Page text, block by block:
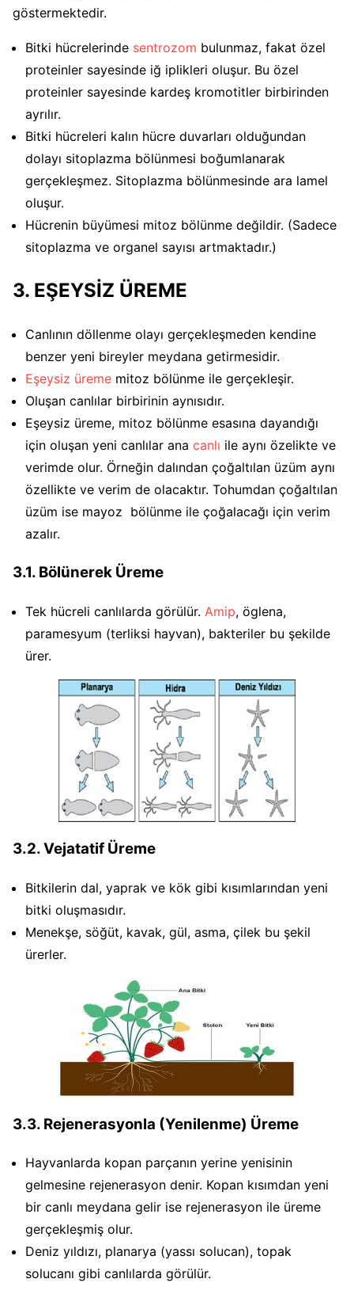
göstermektedir.
Bitki hücrelerinde sentrozom bulunmaz, fakat özel
proteinler sayesinde iğ iplikleri oluşur. Bu özel
proteinler sayesinde kardeş kromotitler birbirinden
ayrılır.
Bitki hücreleri kalın hücre duvarları olduğundan
dolayı sitoplazma bölünmesi boğumlanarak
gerçekleşmez. Sitoplazma bölünmesinde ara lamel
oluşur.
Hücrenin büyümesi mitoz bölünme değildir. (Sadece
sitoplazma ve organel sayısı artmaktadır.)
3. EŞEYSİZ ÜREME
Canlının döllenme olayı gerçekleşmeden kendine
benzer yeni bireyler meydana getirmesidir.
Eşeysiz üreme mitoz bölünme ile gerçekleşir.
Oluşan canlılar birbirinin aynısıdır.
Eşeysiz üreme, mitoz bölünme esasına dayandığı
için oluşan yeni canlılar ana canlı ile aynı özelikte ve
verimde olur. Örneğin dalından çoğaltılan üzüm aynı
özellikte ve verim de olacaktır. Tohumdan çoğaltılan
üzüm ise mayoz bölünme ile çoğalacağı için verim
azalır.
3.1. Bölünerek Üreme
Tek hücreli canlılarda görülür. Amip, öglena,
paramesyum (terliksi hayvan), bakteriler bu şekilde
ürer.
3.2. Vejatatif Üreme
Bitkilerin dal, yaprak ve kök gibi kısımlarından yeni
bitki oluşmasıdır.
Menekşe, söğüt, kavak, gül, asma, çilek bu şekil
ürerler.
3.3. Rejenerasyonla (Yenilenme) Üreme
Hayvanlarda kopan parçanın yerine yenisinin
gelmesine rejenerasyon denir. Kopan kısımdan yeni
bir canlı meydana gelir ise rejenerasyon ile üreme
gerçekleşmiş olur.
Deniz yıldızı, planarya (yassı solucan), topak
solucanı gibi canlılarda görülür.